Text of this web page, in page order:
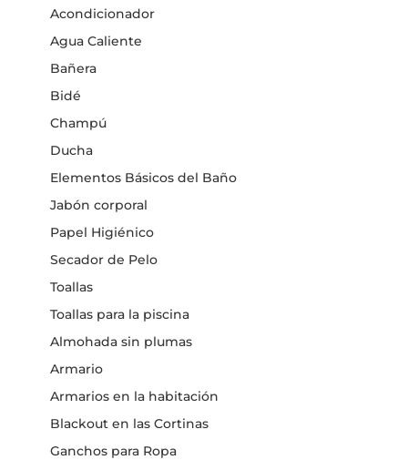
Acondicionador
Agua Caliente
Bañera
Bidé
Champú
Ducha
Elementos Básicos del Baño
Jabón corporal
Papel Higiénico
Secador de Pelo
Toallas
Toallas para la piscina
Almohada sin plumas
Armario
Armarios en la habitación
Blackout en las Cortinas
Ganchos para Ropa